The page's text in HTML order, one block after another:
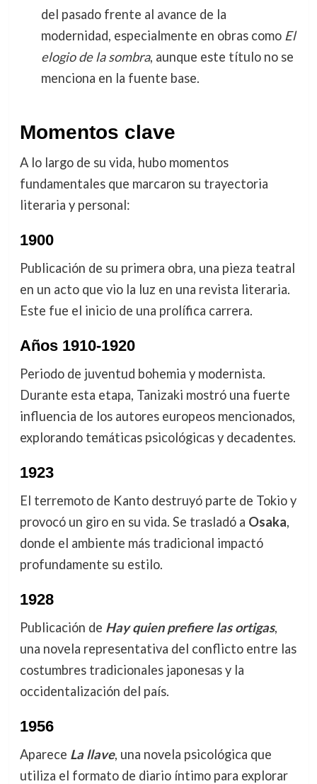
del pasado frente al avance de la
modernidad, especialmente en obras como El
elogio de la sombra, aunque este título no se
menciona en la fuente base.
Momentos clave
A lo largo de su vida, hubo momentos
fundamentales que marcaron su trayectoria
literaria y personal:
1900
Publicación de su primera obra, una pieza teatral
en un acto que vio la luz en una revista literaria.
Este fue el inicio de una prolífica carrera.
Años 1910-1920
Periodo de juventud bohemia y modernista.
Durante esta etapa, Tanizaki mostró una fuerte
influencia de los autores europeos mencionados,
explorando temáticas psicológicas y decadentes.
1923
El terremoto de Kanto destruyó parte de Tokio y
provocó un giro en su vida. Se trasladó a Osaka,
donde el ambiente más tradicional impactó
profundamente su estilo.
1928
Publicación de Hay quien prefiere las ortigas,
una novela representativa del conflicto entre las
costumbres tradicionales japonesas y la
occidentalización del país.
1956
Aparece La llave, una novela psicológica que
utiliza el formato de diario íntimo para explorar